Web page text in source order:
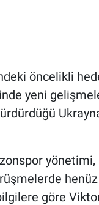
öncelikli
yeni
yönetimi,
göre